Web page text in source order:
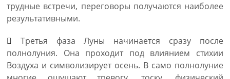
трудные встречи, переговоры получаются наиболее
результативными.
Третья фаза Луны начинается сразу после
полнолуния. Она проходит под влиянием стихии
Воздуха и символизирует осень. В само полнолуние